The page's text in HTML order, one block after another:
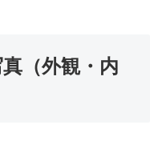
（外観・内